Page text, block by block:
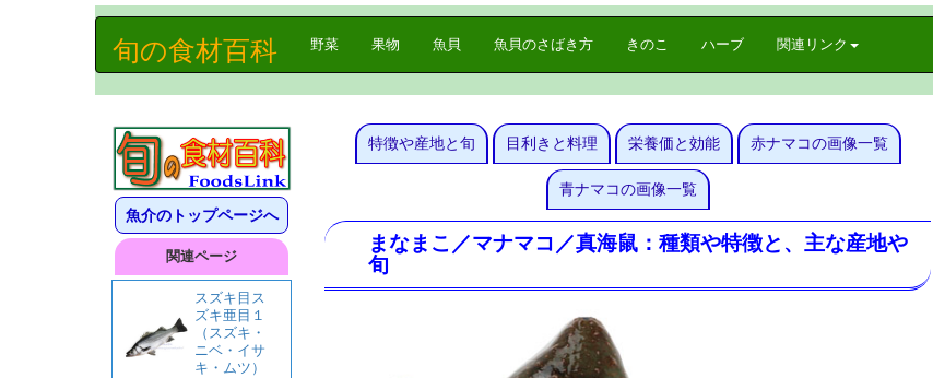
旬の食材百科 野菜(current)
果物 魚貝 魚貝のさばき方 きのこ ハーブ 関連リンク
特徴や産地と旬 目利きと料理 栄養価と効能 赤ナマコの画像一覧
青ナマコの画像一覧
まなまこ／マナマコ／真海鼠：種類や特徴と、主な産地や
旬
魚介のトップページへ
関連ページ
スズキ目ス
ズキ亜目１
（スズキ・
ニベ・イサ
キ・ムツ）